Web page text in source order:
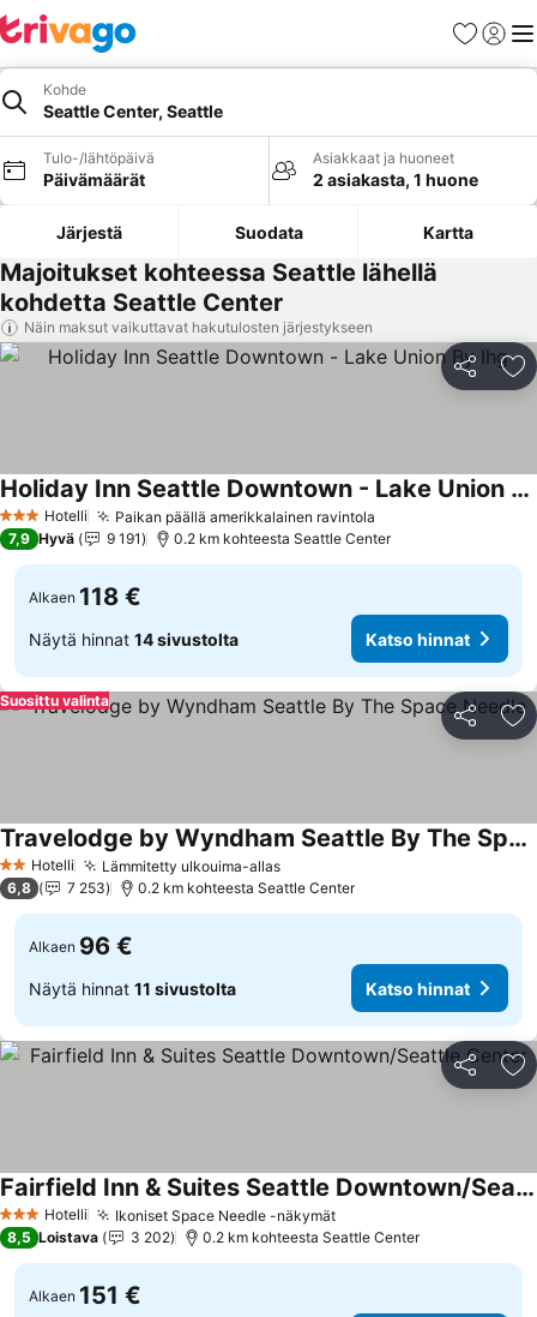
Suosikit
Kohde
Seattle Center, Seattle
Tulo-/lähtöpäivä
Päivämäärät
Asiakkaat ja huoneet
2 asiakasta, 1 huone
Järjestä Suodata Kartta
Majoitukset kohteessa Seattle lähellä
kohdetta Seattle Center
Näin maksut vaikuttavat hakutulosten järjestykseen
Jaa
3 Tähtiluokitus
Hotelli Paikan päällä amerikkalainen ravintola
Holiday Inn Seattle Downtown - Lake Union By Ihg
7,9 Hyvä 9 191 0.2 km kohteesta Seattle Center
Alkaen 118 €
Näytä hinnat 14 sivustolta Katso hinnat
Jaa
Suosittu valinta
2 Tähtiluokitus
Hotelli Lämmitetty ulkouima-allas
Travelodge by Wyndham Seattle By The Space Needle
6,8 7 253 0.2 km kohteesta Seattle Center
Alkaen 96 €
Näytä hinnat 11 sivustolta Katso hinnat
Jaa
3 Tähtiluokitus
Hotelli Ikoniset Space Needle -näkymät
Fairfield Inn & Suites Seattle Downtown/Seattle Center
8,5 Loistava 3 202 0.2 km kohteesta Seattle Center
Alkaen 151 €